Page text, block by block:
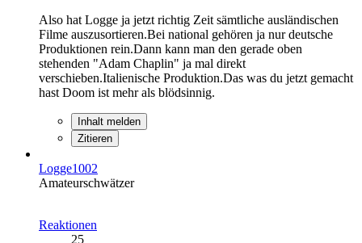
Also hat Logge ja jetzt richtig Zeit sämtliche ausländischen
Filme auszusortieren.Bei national gehören ja nur deutsche
Produktionen rein.Dann kann man den gerade oben
stehenden "Adam Chaplin" ja mal direkt
verschieben.Italienische Produktion.Das was du jetzt gemacht
hast Doom ist mehr als blödsinnig.
Inhalt melden
Zitieren
Logge1002
Amateurschwätzer
Reaktionen
25